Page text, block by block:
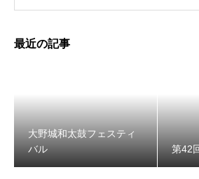
第42回竹下まつり
最近の記事
大野城和太鼓フェスティ
バル
第42